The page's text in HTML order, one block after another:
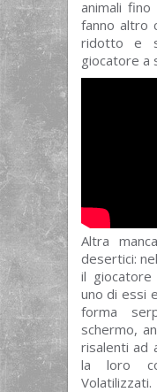
animali
fanno altro
ridotto e
giocatore a
Altra
desertici:
il
uno di essi
forma
schermo,
risalenti ad
la loro
Volatilizzati.